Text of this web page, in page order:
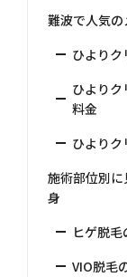
難波で人気
ひより
ひよりク
料金
ひよりク
施術部位別
身
ヒゲ脱
VIO脱毛